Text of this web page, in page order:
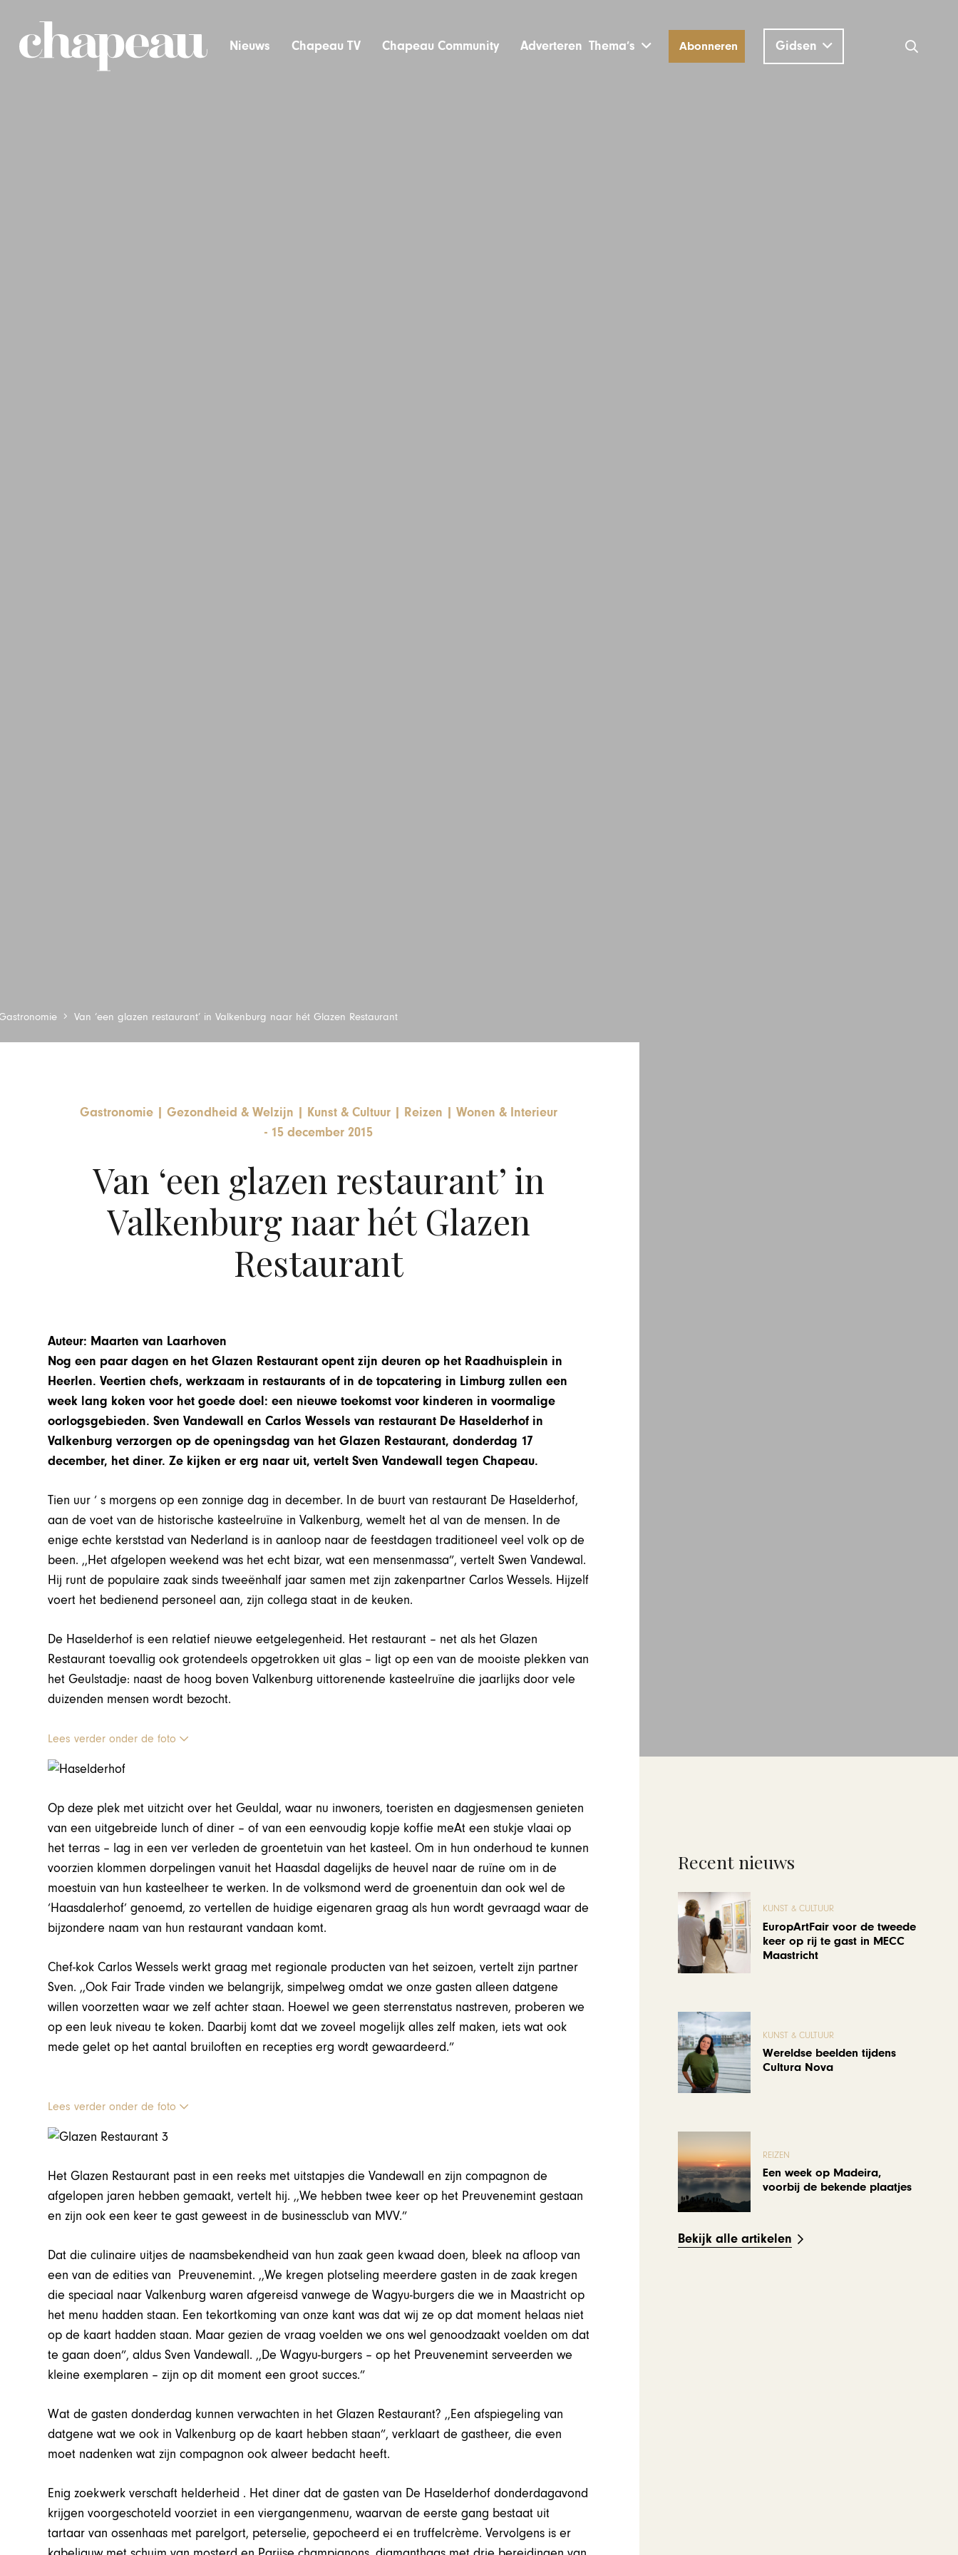
Nieuws Chapeau TV Chapeau Community Adverteren Thema’s Abonneren Gidsen
Van ‘een glazen restaurant’ in Valkenburg naar hét Glazen Restaurant
Gastronomie | Gezondheid & Welzijn | Kunst & Cultuur | Reizen | Wonen & Interieur
- 15 december 2015
Van ‘een glazen restaurant’ in
Valkenburg naar hét Glazen
Restaurant
Auteur: Maarten van Laarhoven
Nog een paar dagen en het Glazen Restaurant opent zijn deuren op het Raadhuisplein in
Heerlen. Veertien chefs, werkzaam in restaurants of in de topcatering in Limburg zullen een
week lang koken voor het goede doel: een nieuwe toekomst voor kinderen in voormalige
oorlogsgebieden. Sven Vandewall en Carlos Wessels van restaurant De Haselderhof in
Valkenburg verzorgen op de openingsdag van het Glazen Restaurant, donderdag 17
december, het diner. Ze kijken er erg naar uit, vertelt Sven Vandewall tegen Chapeau.
Tien uur ‘ s morgens op een zonnige dag in december. In de buurt van restaurant De Haselderhof,
aan de voet van de historische kasteelruïne in Valkenburg, wemelt het al van de mensen. In de
enige echte kerststad van Nederland is in aanloop naar de feestdagen traditioneel veel volk op de
been. ,,Het afgelopen weekend was het echt bizar, wat een mensenmassa”, vertelt Swen Vandewal.
Hij runt de populaire zaak sinds tweeënhalf jaar samen met zijn zakenpartner Carlos Wessels. Hijzelf
voert het bedienend personeel aan, zijn collega staat in de keuken.
De Haselderhof is een relatief nieuwe eetgelegenheid. Het restaurant – net als het Glazen
Restaurant toevallig ook grotendeels opgetrokken uit glas – ligt op een van de mooiste plekken van
het Geulstadje: naast de hoog boven Valkenburg uittorenende kasteelruïne die jaarlijks door vele
duizenden mensen wordt bezocht.
Lees verder onder de foto
Op deze plek met uitzicht over het Geuldal, waar nu inwoners, toeristen en dagjesmensen genieten
van een uitgebreide lunch of diner – of van een eenvoudig kopje koffie meAt een stukje vlaai op
het terras – lag in een ver verleden de groentetuin van het kasteel. Om in hun onderhoud te kunnen
voorzien klommen dorpelingen vanuit het Haasdal dagelijks de heuvel naar de ruïne om in de
moestuin van hun kasteelheer te werken. In de volksmond werd de groenentuin dan ook wel de
‘Haasdalerhof’ genoemd, zo vertellen de huidige eigenaren graag als hun wordt gevraagd waar de
bijzondere naam van hun restaurant vandaan komt.
Chef-kok Carlos Wessels werkt graag met regionale producten van het seizoen, vertelt zijn partner
Sven. ,,Ook Fair Trade vinden we belangrijk, simpelweg omdat we onze gasten alleen datgene
willen voorzetten waar we zelf achter staan. Hoewel we geen sterrenstatus nastreven, proberen we
op een leuk niveau te koken. Daarbij komt dat we zoveel mogelijk alles zelf maken, iets wat ook
mede gelet op het aantal bruiloften en recepties erg wordt gewaardeerd.”
Lees verder onder de foto
Het Glazen Restaurant past in een reeks met uitstapjes die Vandewall en zijn compagnon de
afgelopen jaren hebben gemaakt, vertelt hij. ,,We hebben twee keer op het Preuvenemint gestaan
en zijn ook een keer te gast geweest in de businessclub van MVV.”
Dat die culinaire uitjes de naamsbekendheid van hun zaak geen kwaad doen, bleek na afloop van
een van de edities van Preuvenemint. ,,We kregen plotseling meerdere gasten in de zaak kregen
die speciaal naar Valkenburg waren afgereisd vanwege de Wagyu-burgers die we in Maastricht op
het menu hadden staan. Een tekortkoming van onze kant was dat wij ze op dat moment helaas niet
op de kaart hadden staan. Maar gezien de vraag voelden we ons wel genoodzaakt voelden om dat
te gaan doen”, aldus Sven Vandewall. ,,De Wagyu-burgers – op het Preuvenemint serveerden we
kleine exemplaren – zijn op dit moment een groot succes.”
Wat de gasten donderdag kunnen verwachten in het Glazen Restaurant? ,,Een afspiegeling van
datgene wat we ook in Valkenburg op de kaart hebben staan”, verklaart de gastheer, die even
moet nadenken wat zijn compagnon ook alweer bedacht heeft.
Enig zoekwerk verschaft helderheid . Het diner dat de gasten van De Haselderhof donderdagavond
krijgen voorgeschoteld voorziet in een viergangenmenu, waarvan de eerste gang bestaat uit
tartaar van ossenhaas met parelgort, peterselie, gepocheerd ei en truffelcrème. Vervolgens is er
Recent nieuws
KUNST & CULTUUR
EuropArtFair voor de tweede
keer op rij te gast in MECC
Maastricht
KUNST & CULTUUR
Wereldse beelden tijdens
Cultura Nova
REIZEN
Een week op Madeira,
voorbij de bekende plaatjes
Bekijk alle artikelen